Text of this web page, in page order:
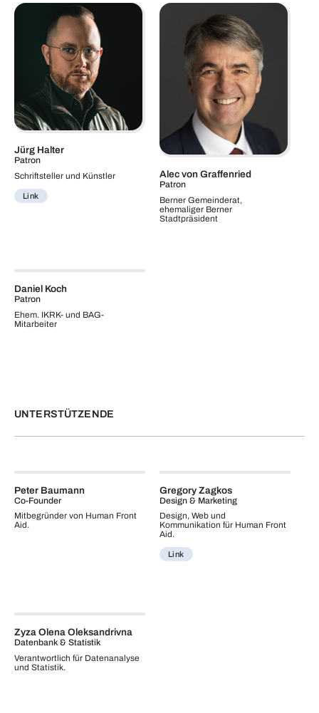
Jürg Halter
Patron
Schriftsteller und Künstler
Link
Alec von Graffenried
Patron
Berner Gemeinderat,
ehemaliger Berner
Stadtpräsident
Daniel Koch
Patron
Ehem. IKRK- und BAG-
Mitarbeiter
UNTERSTÜTZENDE
Peter Baumann
Co-Founder
Mitbegründer von Human Front
Aid.
Gregory Zagkos
Design & Marketing
Design, Web und
Kommunikation für Human Front
Aid.
Link
Zyza Olena Oleksandrivna
Datenbank & Statistik
Verantwortlich für Datenanalyse
und Statistik.